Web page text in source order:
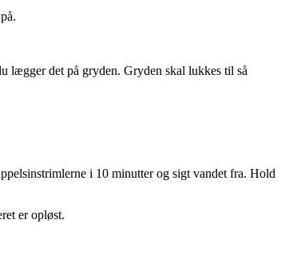
lægger det på gryden. Gryden skal lukkes til så
i 10 minutter og sigt vandet fra. Hold
er opløst.